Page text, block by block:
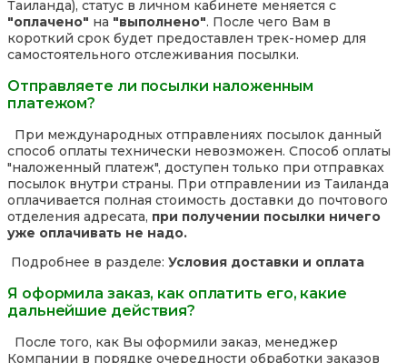
Таиланда), статус в личном кабинете меняется с
"оплачено" на "выполнено". После чего Вам в
короткий срок будет предоставлен трек-номер для
самостоятельного отслеживания посылки.
Отправляете ли посылки наложенным
платежом?
При международных отправлениях посылок данный
способ оплаты технически невозможен. Способ оплаты
"наложенный платеж", доступен только при отправках
посылок внутри страны. При отправлении из Таиланда
оплачивается полная стоимость доставки до почтового
отделения адресата, при получении посылки ничего
уже оплачивать не надо.
Подробнее в разделе: Условия доставки и оплата
Я оформила заказ, как оплатить его, какие
дальнейшие действия?
После того, как Вы оформили заказ, менеджер
Компании в порядке очередности обработки заказов